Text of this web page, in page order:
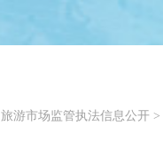
旅游市场监管执法信息公开 >